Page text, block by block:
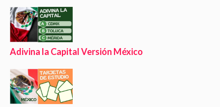
Adivina la Capital Versión México